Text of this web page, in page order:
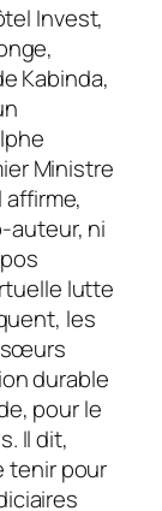
Invest,
Kabinda,
Ministre
affirme,
auteur, ni
lutte
les
sœurs
durable
pour le
Il dit,
tenir pour